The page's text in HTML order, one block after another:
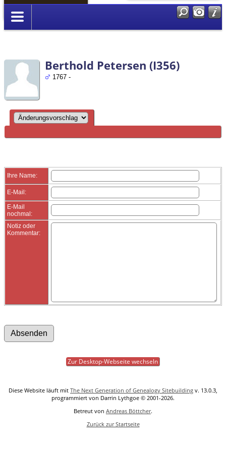
Anmelden
Berthold Petersen (I356)
1767 -
Ihre Name:
E-Mail:
E-Mail
nochmal:
Notiz oder
Kommentar:
Zur Desktop-Webseite wechseln
Diese Website läuft mit The Next Generation of Genealogy Sitebuilding v. 13.0.3,
programmiert von Darrin Lythgoe © 2001-2026.
Betreut von Andreas Böttcher.
Zurück zur Startseite